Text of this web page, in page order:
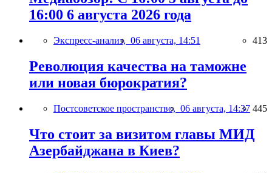
16:00 6 августа 2026 года
Экспресс-анализ, 06 августа, 14:51 413
Революция качества на таможне
или новая бюрократия?
Постсоветское пространство, 06 августа, 14:37 445
Что стоит за визитом главы МИД
Азербайджана в Киев?